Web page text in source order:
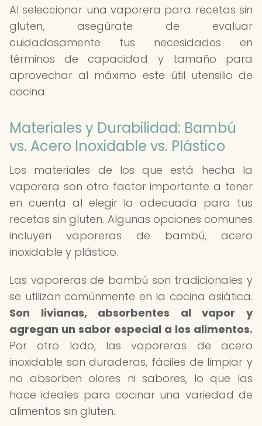
Al seleccionar una vaporera para recetas sin
gluten, asegúrate de evaluar
cuidadosamente tus necesidades en
términos de capacidad y tamaño para
aprovechar al máximo este útil utensilio de
cocina.
Materiales y Durabilidad: Bambú
vs. Acero Inoxidable vs. Plástico
Los materiales de los que está hecha la
vaporera son otro factor importante a tener
en cuenta al elegir la adecuada para tus
recetas sin gluten. Algunas opciones comunes
incluyen vaporeras de bambú, acero
inoxidable y plástico.
Las vaporeras de bambú son tradicionales y
se utilizan comúnmente en la cocina asiática.
Son livianas, absorbentes al vapor y
agregan un sabor especial a los alimentos.
Por otro lado, las vaporeras de acero
inoxidable son duraderas, fáciles de limpiar y
no absorben olores ni sabores, lo que las
hace ideales para cocinar una variedad de
alimentos sin gluten.